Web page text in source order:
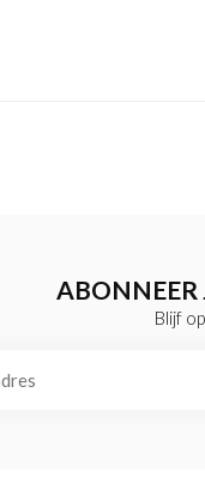
ABONNEER
Blijf